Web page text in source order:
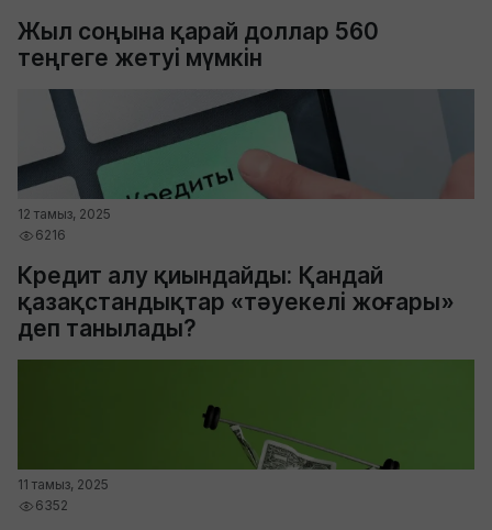
Жыл соңына қарай доллар 560
теңгеге жетуі мүмкін
12 тамыз, 2025
6216
Кредит алу қиындайды: Қандай
қазақстандықтар «тәуекелі жоғары»
деп танылады?
11 тамыз, 2025
6352